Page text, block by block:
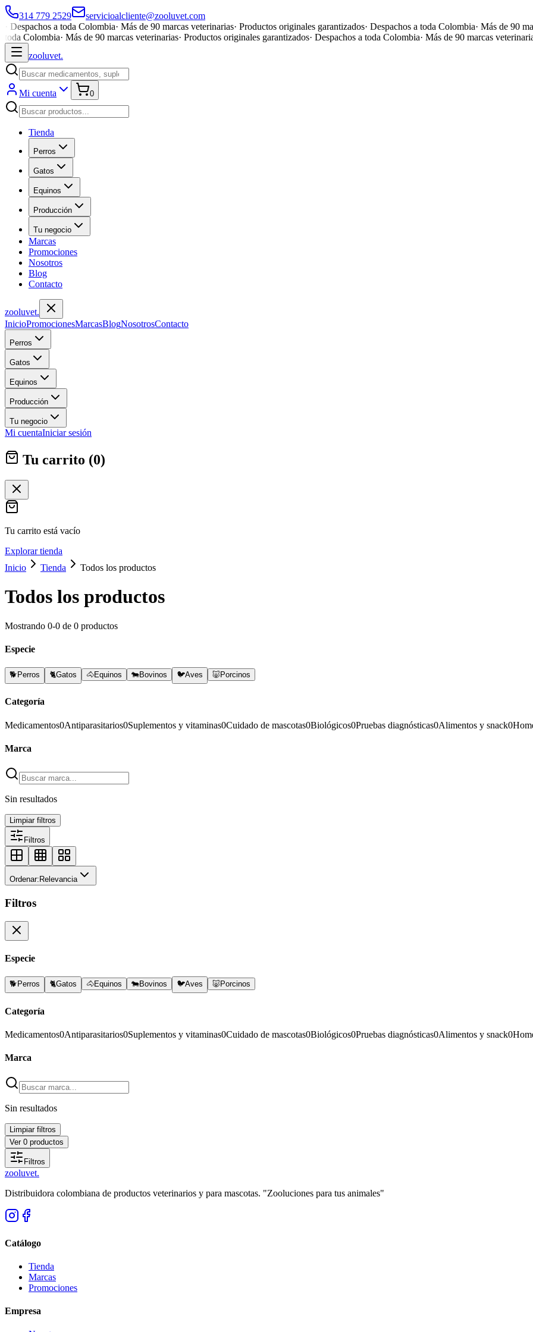
314 779 2529
servicioalcliente@zooluvet.com
Despachos a toda Colombia· Más de 90 marcas veterinarias· Productos originales garantizados· Despachos a toda Colombia· Más de 90
toda Colombia· Más de 90 marcas veterinarias· Productos originales garantizados· Despachos a toda Colombia· Más de 90 marcas
zooluvet.
Mi cuenta 0
Tienda
Perros
Gatos
Equinos
Producción
Tu negocio
Marcas
Promociones
Nosotros
Blog
Contacto
zooluvet.
InicioPromocionesMarcasBlogNosotrosContacto
Perros
Gatos
Equinos
Producción
Tu negocio
Mi cuentaIniciar sesión
Tu carrito (0)
Tu carrito está vacío
Explorar tienda
Inicio
Tienda Todos los productos
Todos los productos
Mostrando 0-0 de 0 productos
Especie
🐕 Perros 🐈Gatos 🐴Equinos 🐄Bovinos 🐦Aves 🐷 Porcinos
Categoría
Medicamentos0Antiparasitarios0Suplementos y vitaminas0Cuidado de mascotas0Biológicos0Pruebas diagnósticas0Alimentos y snack0
Marca
Sin resultados
Limpiar filtros
Filtros
Ordenar: Relevancia
Filtros
Especie
🐕 Perros 🐈Gatos 🐴Equinos 🐄Bovinos 🐦Aves 🐷 Porcinos
Categoría
Medicamentos0Antiparasitarios0Suplementos y vitaminas0Cuidado de mascotas0Biológicos0Pruebas diagnósticas0Alimentos y snack0
Marca
Sin resultados
Limpiar filtros
Ver 0 productos
Filtros
zooluvet.
Distribuidora colombiana de productos veterinarios y para mascotas. "Zooluciones para tus animales"
Catálogo
Tienda
Marcas
Promociones
Empresa